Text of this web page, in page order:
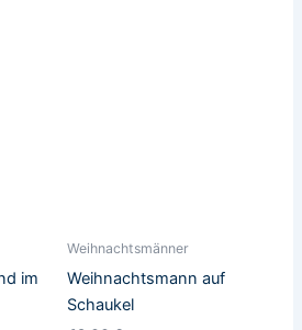
im
Weihnachtsmänner
Weihnachtsmann auf
Schaukel